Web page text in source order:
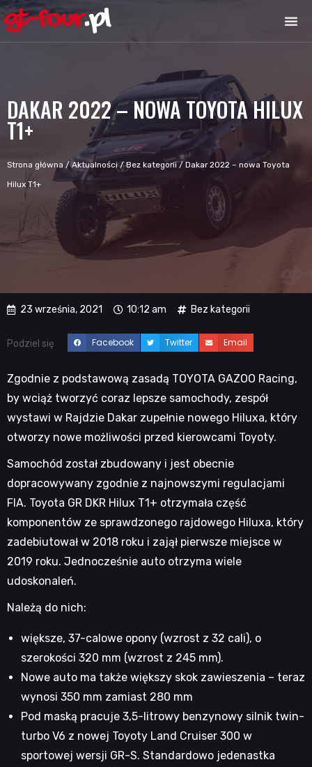
DAKAR 2022 – NOWA TOYOTA HILUX
T1+
Strona główna/Aktualności/Bez kategorii/ Dakar 2022 – nowa Toyota
Hilux T1+
23 września, 2021 10:12 am Bez kategorii
Podziel się Facebook Twitter Email
Zgodnie z podstawową zasadą TOYOTA GAZOO Racing,
by wciąż tworzyć coraz lepsze samochody, zespół
wystawi w Rajdzie Dakar zupełnie nowego Hiluxa, który
otworzy nowe możliwości przed kierowcami Toyoty.
Samochód został zbudowany i jest obecnie
dopracowywany zgodnie z najnowszymi regulacjami
FIA. Toyota GR DKR Hilux T1+ otrzymała część
komponentów ze sprawdzonego rajdowego Hiluxa, który
zadebiutował w 2018 roku i zajął pierwsze miejsce w
2019 roku. Jednocześnie auto otrzyma wiele
udoskonaleń.
Należą do nich:
większe, 37-calowe opony (wzrost z 32 cali), o
szerokości 320 mm (wzrost z 245 mm).
Nowe auto ma także większy skok zawieszenia – teraz
wynosi 350 mm zamiast 280 mm
Pod maską pracuje 3,5-litrowy benzynowy silnik twin-
turbo V6 z nowej Toyoty Land Cruiser 300 w
sportowej wersji GR-S. Standardowo jedenastka